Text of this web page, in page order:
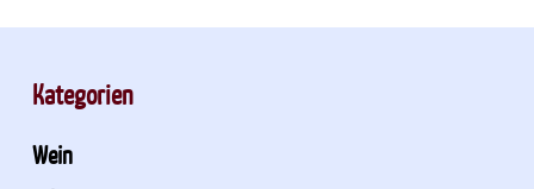
Kategorien
Wein